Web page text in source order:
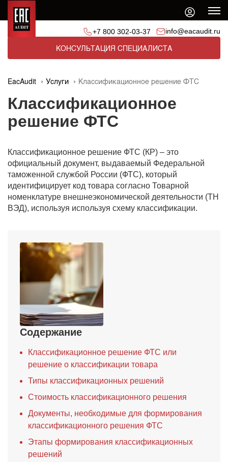
+7 800 302-03-37 info@eacaudit.ru
КОНСУЛЬТАЦИЯ СПЕЦИАЛИСТА
EacAudit Услуги Классификационное решение ФТС
Классификационное
решение ФТС
Классификационное решение ФТС (КР) – это
официальный документ, выдаваемый Федеральной
таможенной службой России (ФТС), который
идентифицирует код товара согласно Товарной
номенклатуре внешнеэкономической деятельности (ТН
ВЭД), используя используя схему классификации.
Содержание
Классификационное решение ФТС или
решение о классификации товара
Типы классификационных решений
Стоимость классификационного решения
Документы, необходимые для формирования
классификационного решения ФТС
Этапы формирования классификационных
решений